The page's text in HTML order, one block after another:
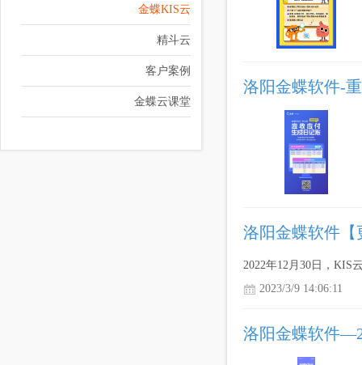
金蝶KIS云
精斗云
客户案例
金蝶云课堂
洛阳金蝶软件-
洛阳金蝶软件【
2022年12月30日，KIS
2023/3/9 14:06:11
洛阳金蝶软件